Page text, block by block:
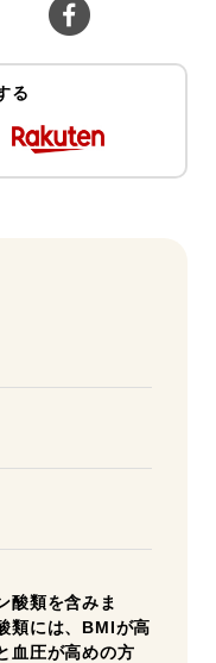
る
酸類を含みま
類には、BMIが高
血圧が高めの方